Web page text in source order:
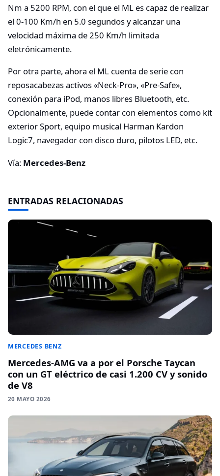
Nm a 5200 RPM, con el que el ML es capaz de realizar
el 0-100 Km/h en 5.0 segundos y alcanzar una
velocidad máxima de 250 Km/h limitada
eletrónicamente.
Por otra parte, ahora el ML cuenta de serie con
reposacabezas activos «Neck-Pro», «Pre-Safe»,
conexión para iPod, manos libres Bluetooth, etc.
Opcionalmente, puede contar con elementos como kit
exterior Sport, equipo musical Harman Kardon
Logic7, navegador con disco duro, pilotos LED, etc.
Vía: Mercedes-Benz
ENTRADAS RELACIONADAS
MERCEDES BENZ
Mercedes-AMG va a por el Porsche Taycan
con un GT eléctrico de casi 1.200 CV y sonido
de V8
20 MAYO 2026